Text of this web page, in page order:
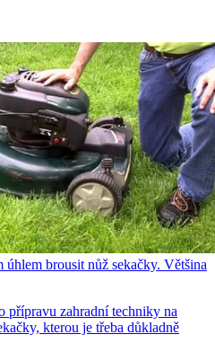
brousit nůž sekačky. Většina
přípravu zahradní techniky na
kterou je třeba důkladně